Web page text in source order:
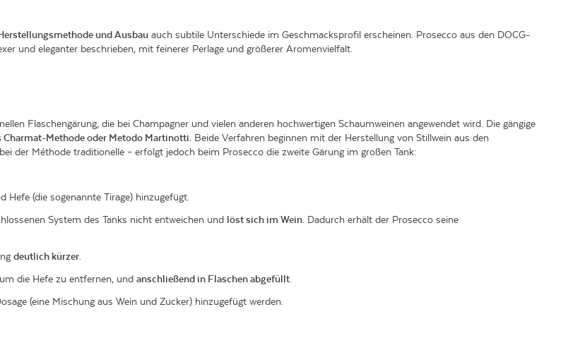
und Ausbau auch subtile Unterschiede im Geschmacksprofil erscheinen. Prosecco aus den DOCG-
und eleganter beschrieben, mit feinerer Perlage und größerer Aromenvielfalt.
Flaschengärung, die bei Champagner und vielen anderen hochwertigen Schaumweinen angewendet wird. Die gängige
Charmat-Methode oder Metodo Martinotti . Beide Verfahren beginnen mit der Herstellung von Stillwein aus den
der Méthode traditionelle – erfolgt jedoch beim Prosecco die zweite Gärung im großen Tank:
(die sogenannte Tirage) hinzugefügt.
System des Tanks nicht entweichen und löst sich im Wein . Dadurch erhält der Prosecco seine
deutlich kürzer
die Hefe zu entfernen, und anschließend in Flaschen abgefüllt
(eine Mischung aus Wein und Zucker) hinzugefügt werden.